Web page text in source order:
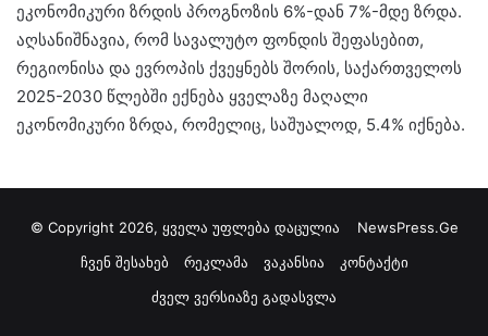
ეკონომიკური ზრდის პროგნოზის 6%-დან 7%-მდე ზრდა.
აღსანიშნავია, რომ სავალუტო ფონდის შეფასებით,
რეგიონისა და ევროპის ქვეყნებს შორის, საქართველოს
2025-2030 წლებში ექნება ყველაზე მაღალი
ეკონომიკური ზრდა, რომელიც, საშუალოდ, 5.4% იქნება.
© Copyright 2026, ყველა უფლება დაცულია NewsPress.Ge
ჩვენ შესახებ
რეკლამა ვაკანსია
კონტაქტი
ძველ ვერსიაზე გადასვლა